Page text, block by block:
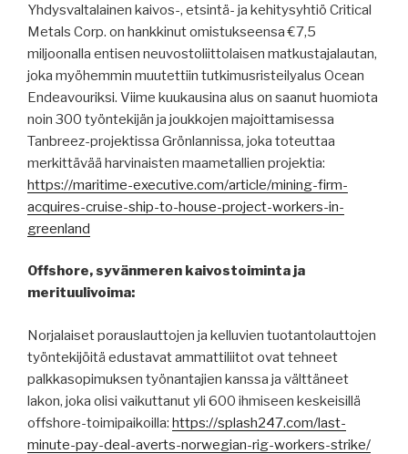
Yhdysvaltalainen kaivos-, etsintä- ja kehitysyhtiö Critical
Metals Corp. on hankkinut omistukseensa €7,5
miljoonalla entisen neuvostoliittolaisen matkustajalautan,
joka myöhemmin muutettiin tutkimusristeilyalus Ocean
Endeavouriksi. Viime kuukausina alus on saanut huomiota
noin 300 työntekijän ja joukkojen majoittamisessa
Tanbreez-projektissa Grönlannissa, joka toteuttaa
merkittävää harvinaisten maametallien projektia:
https://maritime-executive.com/article/mining-firm-
acquires-cruise-ship-to-house-project-workers-in-
greenland
Offshore, syvänmeren kaivostoiminta ja
merituulivoima:
Norjalaiset porauslauttojen ja kelluvien tuotantolauttojen
työntekijöitä edustavat ammattiliitot ovat tehneet
palkkasopimuksen työnantajien kanssa ja välttäneet
lakon, joka olisi vaikuttanut yli 600 ihmiseen keskeisillä
offshore-toimipaikoilla: https://splash247.com/last-
minute-pay-deal-averts-norwegian-rig-workers-strike/